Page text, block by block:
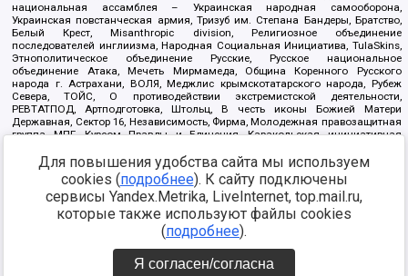
национальная ассамблея – Украинская народная самооборона,
Украинская повстанческая армия, Тризуб им. Степана Бандеры, Братство,
Белый Крест, Misanthropic division, Религиозное объединение
последователей инглиизма, Народная Социальная Инициатива, TulaSkins,
Этнополитическое объединение Русские, Русское национальное
объединение Атака, Мечеть Мирмамеда, Община Коренного Русского
народа г. Астрахани, ВОЛЯ, Меджлис крымскотатарского народа, Рубеж
Севера, ТОЙС, О противодействии экстремистской деятельности,
РЕВТАТПОД, Артподготовка, Штольц, В честь иконы Божией Матери
Державная, Сектор 16, Независимость, Фирма, Молодежная правозащитная
группа МПГ, Курсом Правды и Единения, Каракольская инициативная
Благотворительный пансионат Ак Умут, Русская республика Русь,
Арестантское уголовное единство, Башкорт, Нация и свобода, W.H.С., Фалунь
Дафа, Иртыш Ultras, Русский Патриотический клуб-Новокузнецк/РПК,
Сибирский державный союз, Фонд борьбы с коррупцией, Фонд защиты прав
граждан, Штабы Навального, Совет граждан СССР Прикубанского округа г.
Краснодара
https://minjust.gov.ru/ru/documents/7822/
Для повышения удобства сайта мы используем
cookies (подробнее). К сайту подключены
сервисы Yandex.Metrika, LiveInternet, top.mail.ru,
которые также используют файлы cookies
(подробнее).
Я согласен/согласна